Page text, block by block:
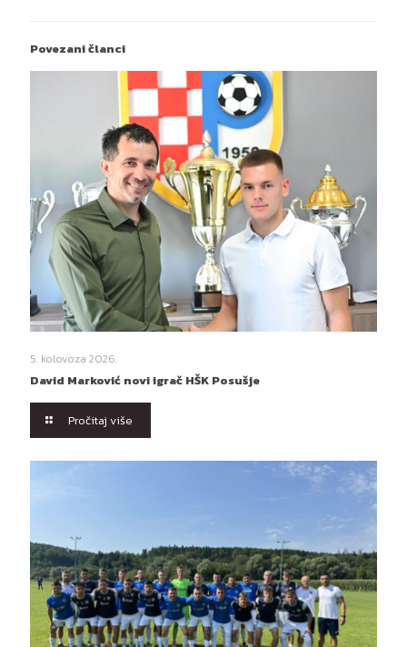
Povezani članci
5. kolovoza 2026.
David Marković novi igrač HŠK Posušje
Pročitaj više